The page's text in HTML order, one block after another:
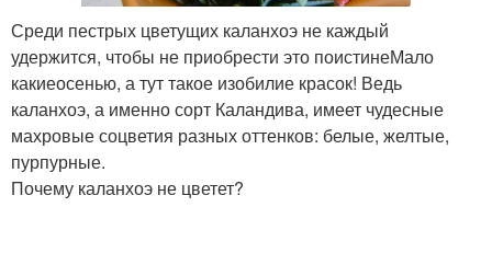
Среди пестрых цветущих каланхоэ не каждый
удержится, чтобы не приобрести это поистинеМало
какиеосенью, а тут такое изобилие красок! Ведь
каланхоэ, а именно сорт Каландива, имеет чудесные
махровые соцветия разных оттенков: белые, желтые,
пурпурные.
Почему каланхоэ не цветет?